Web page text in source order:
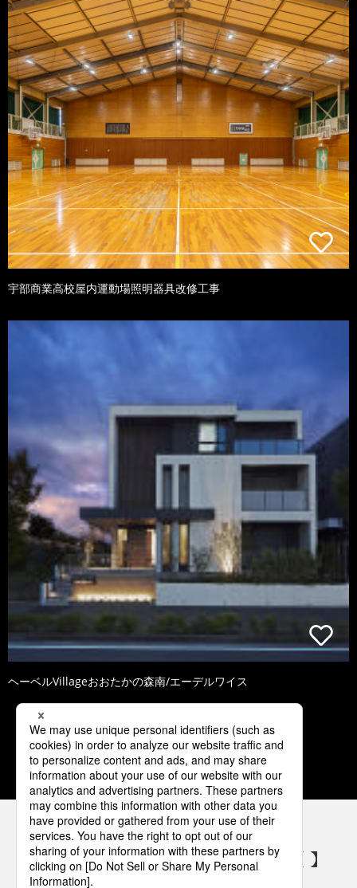
宇部商業高校屋内運動場照明器具改修工事
ヘーベルVillageおおたかの森南/エーデルワイス
1 2 3 4 5
パナソニックの電気設備 SNSアカウント